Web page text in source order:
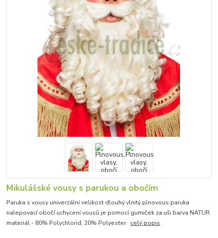
Mikulášské vousy s parukou a obočím
Paruka s vousy univerzální velikost dlouhý vlnitý plnovous paruka
nalepovací obočí uchycení vousů je pomocí gumiček za uši barva NATUR
materiál - 80% Polychlorid, 20% Polyester celý popis